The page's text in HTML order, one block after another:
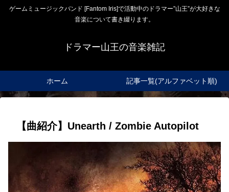
ゲームミュージックバンド [Fantom Iris]で活動中のドラマー”山王”が大好きな
音楽について書き綴ります。
ドラマー山王の音楽雑記
ホーム 記事一覧(アルファベット順)
【曲紹介】Unearth / Zombie Autopilot